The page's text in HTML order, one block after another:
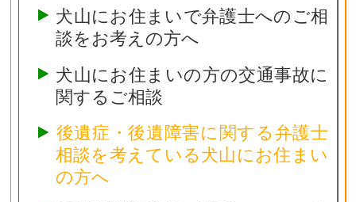
犬山にお住まいで弁護士へのご相
談をお考えの方へ
犬山にお住まいの方の交通事故に
関するご相談
後遺症・後遺障害に関する弁護士
相談を考えている犬山にお住まい
の方へ